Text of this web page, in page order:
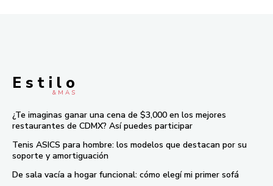
E s t i l o
& M À S
¿Te imaginas ganar una cena de $3,000 en los mejores
restaurantes de CDMX? Así puedes participar
Tenis ASICS para hombre: los modelos que destacan por su
soporte y amortiguación
De sala vacía a hogar funcional: cómo elegí mi primer sofá